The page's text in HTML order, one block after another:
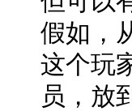
假如，
这个玩
员，放